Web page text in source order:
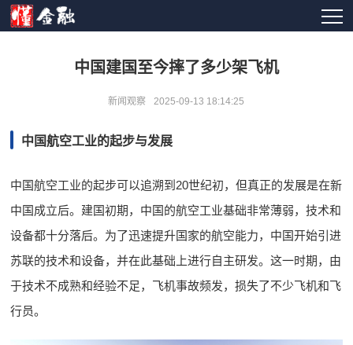
中国建国至今摔了多少架飞机
新闻观察 2025-09-13 18:14:25
中国航空工业的起步与发展
中国航空工业的起步可以追溯到20世纪初，但真正的发展是在新
中国成立后。建国初期，中国的航空工业基础非常薄弱，技术和
设备都十分落后。为了迅速提升国家的航空能力，中国开始引进
苏联的技术和设备，并在此基础上进行自主研发。这一时期，由
于技术不成熟和经验不足，飞机事故频发，损失了不少飞机和飞
行员。